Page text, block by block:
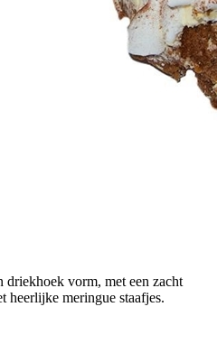
vorm, met een zacht
heerlijke meringue staafjes.